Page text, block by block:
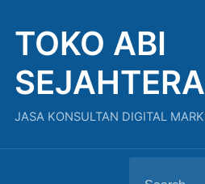
TOKO ABI
SEJAHTERA
JASA KONSULTAN DIGITAL